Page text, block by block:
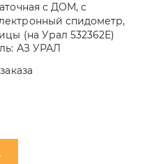
с ДОМ, с
спидометр,
(на Урал 532362Е)
АЗ УРАЛ